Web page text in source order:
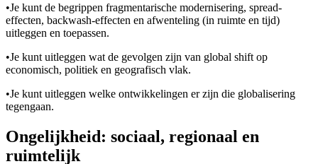
•Je kunt de begrippen fragmentarische modernisering, spread-
effecten, backwash-effecten en afwenteling (in ruimte en tijd)
uitleggen en toepassen.
•Je kunt uitleggen wat de gevolgen zijn van global shift op
economisch, politiek en geografisch vlak.
•Je kunt uitleggen welke ontwikkelingen er zijn die globalisering
tegengaan.
Ongelijkheid: sociaal, regionaal en
ruimtelijk